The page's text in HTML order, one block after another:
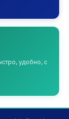
удобно, с